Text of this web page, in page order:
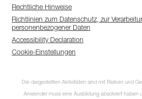
Rechtliche Hinweise
Richtlinien zum Datenschutz, zur
personenbezogener Daten
Accessibility Declaration
Cookie-Einstellungen
Die dargestellten Aktivitäten sind mit Risiken und
Anwender muss eine Ausbildung absolviert haben